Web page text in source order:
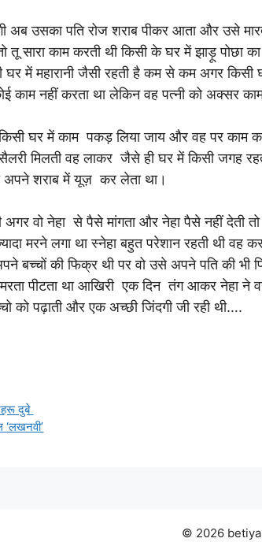
अब उसका पति रोज शराब पीकर आता और उसे
तू सारा काम करती थी किसी के घर में झाड़ू
घर में महारानी जैसी रहती है कम से कम अगर किसी
नहीं करता था लेकिन वह पत्नी को अक्सर
किसी घर में काम पकड़ लिया जाय और वह पर काम
मिलती वह लाकर जैसे ही घर में किसी जगह
शराब में यूज़ कर लेता था।
वो नेहा से पैसे मांगता और नेहा पैसे नहीं देती
मरने लगा था स्नेहा बहुत परेशान रहती थी वह
बच्चों की फिक्र थी पर वो उसे अपने पति की भी
पीटता था आखिरी एक दिन तंग आकर नेहा ने
को पढ़ाती और एक अच्छी जिंदगी जी रही थी….
दुबे
© 2026